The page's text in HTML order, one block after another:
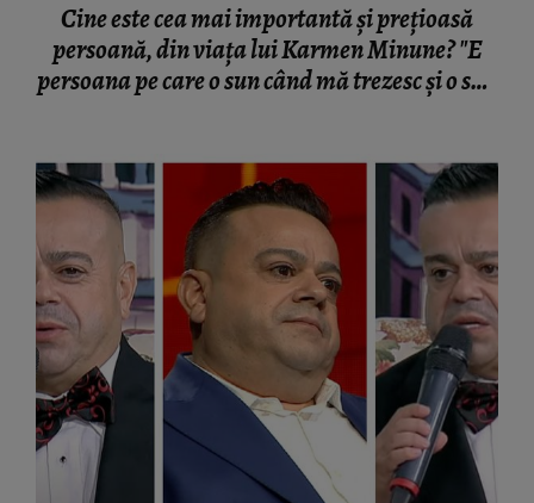
Cine este cea mai importantă și prețioasă
persoană, din viața lui Karmen Minune? "E
persoana pe care o sun când mă trezesc și o sun